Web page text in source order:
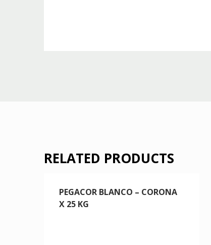
RELATED PRODUCTS
PEGACOR BLANCO – CORONA
X 25 KG